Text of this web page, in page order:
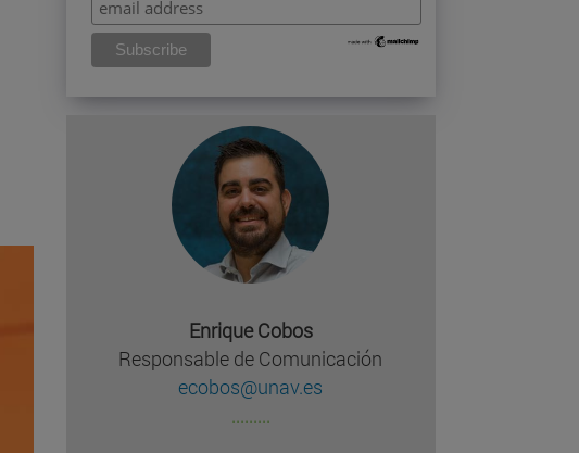
Enrique Cobos
Responsable de Comunicación
ecobos@unav.es
.........